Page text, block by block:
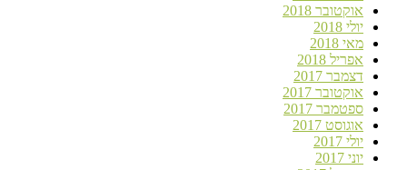
אוקטובר 2018
יולי 2018
מאי 2018
אפריל 2018
דצמבר 2017
אוקטובר 2017
ספטמבר 2017
אוגוסט 2017
יולי 2017
יוני 2017